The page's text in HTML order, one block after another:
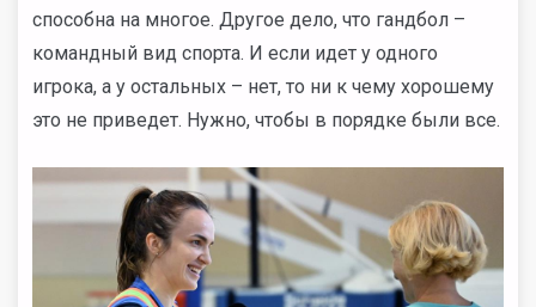
способна на многое. Другое дело, что гандбол –
командный вид спорта. И если идет у одного
игрока, а у остальных – нет, то ни к чему хорошему
это не приведет. Нужно, чтобы в порядке были все.